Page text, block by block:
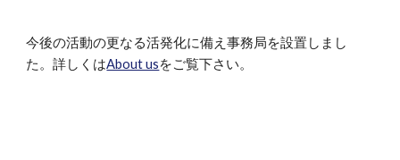
今後の活動の更なる活発化に備え事務局を設置しまし
た。詳しくはAbout usをご覧下さい。